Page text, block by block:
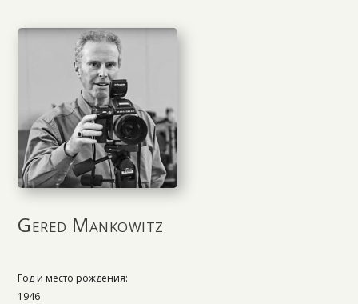
Gered Mankowitz
Год и место рождения:
1946